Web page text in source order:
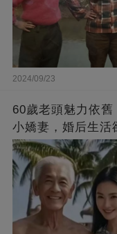
2024/09/23
60歲老頭魅力依
小嬌妻，婚后生活